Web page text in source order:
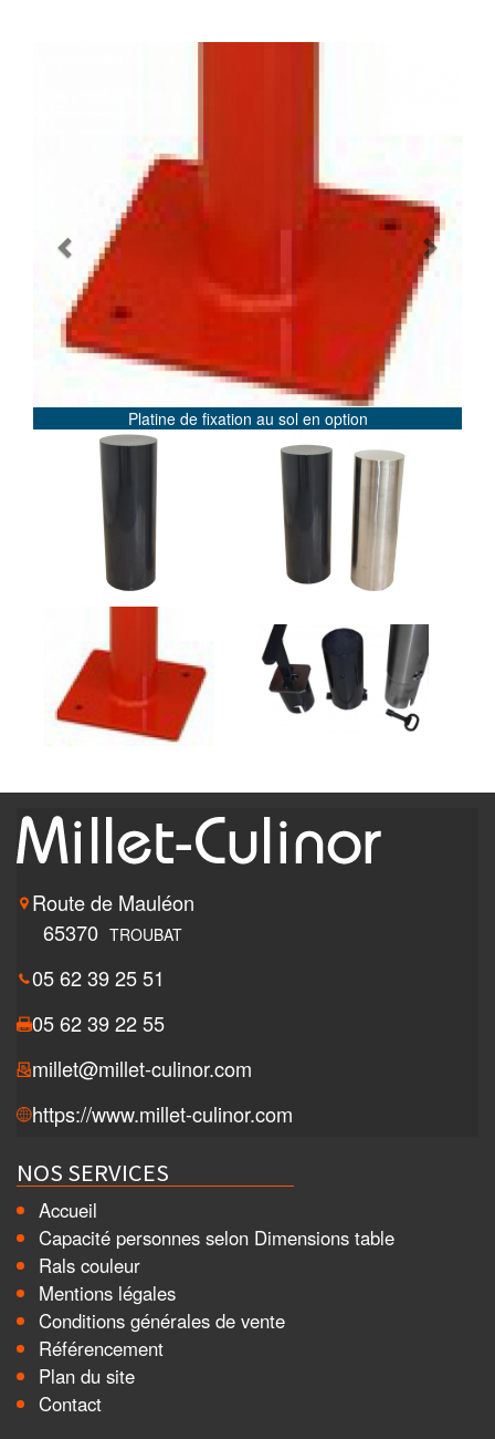
Platine de fixation au sol en option
Previous Next
Route de Mauléon
65370 TROUBAT
05 62 39 25 51
05 62 39 22 55
millet@millet-culinor.com
https://www.millet-culinor.com
NOS SERVICES
Accueil
Capacité personnes selon Dimensions table
Rals couleur
Mentions légales
Conditions générales de vente
Référencement
Plan du site
Contact